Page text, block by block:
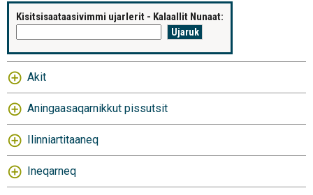
Kisitsisaataasivimmi ujarlerit - Kalaallit Nunaat:
Akit
Aningaasaqarnikkut pissutsit
Ilinniartitaaneq
Ineqarneq